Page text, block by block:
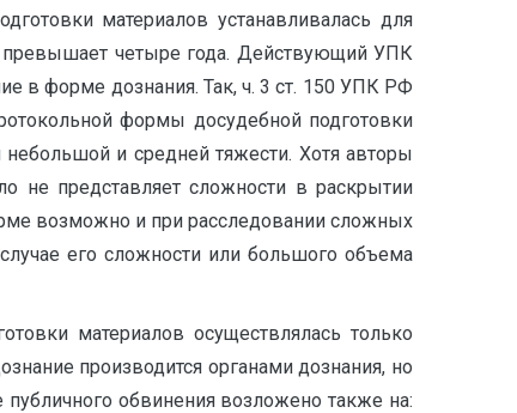
материалов устанавливалась для
превышает четыре года. Действующий УПК
в форме дознания. Так, ч. 3 ст. 150 УПК РФ
формы досудебной подготовки
небольшой и средней тяжести. Хотя авторы
не представляет сложности в раскрытии
возможно и при расследовании сложных
его сложности или большого объема
материалов осуществлялась только
производится органами дознания, но
обвинения возложено также на: